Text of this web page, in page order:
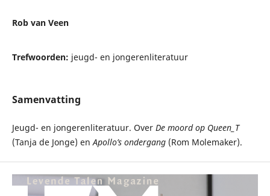
Rob van Veen
Trefwoorden: jeugd- en jongerenliteratuur
Samenvatting
Jeugd- en jongerenliteratuur. Over De moord op Queen_T
(Tanja de Jonge) enApollo’s ondergang (Rom Molemaker).